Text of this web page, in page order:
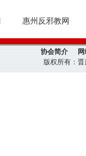
惠州反邪教网
协会简介
版权所有：